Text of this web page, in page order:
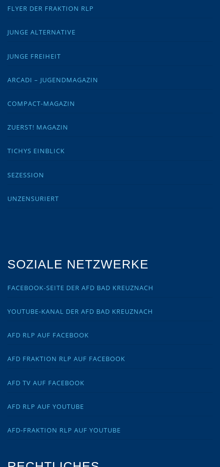
FLYER DER FRAKTION RLP
JUNGE ALTERNATIVE
JUNGE FREIHEIT
ARCADI – JUGENDMAGAZIN
COMPACT-MAGAZIN
ZUERST! MAGAZIN
TICHYS EINBLICK
SEZESSION
UNZENSURIERT
SOZIALE NETZWERKE
FACEBOOK-SEITE DER AFD BAD KREUZNACH
YOUTUBE-KANAL DER AFD BAD KREUZNACH
AFD RLP AUF FACEBOOK
AFD FRAKTION RLP AUF FACEBOOK
AFD TV AUF FACEBOOK
AFD RLP AUF YOUTUBE
AFD-FRAKTION RLP AUF YOUTUBE